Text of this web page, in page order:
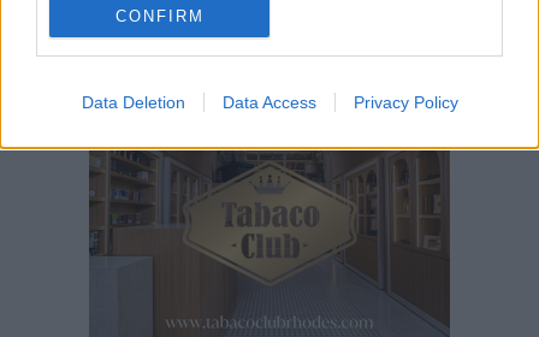
CONFIRM
Data Deletion Data Access Privacy Policy